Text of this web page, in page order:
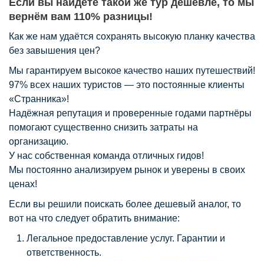
Если вы найдёте такой же тур дешевле, то мы
вернём вам 110% разницы!
Как же нам удаётся сохранять высокую планку качества
без завышения цен?
Мы гарантируем высокое качество наших путешествий!
97% всех наших туристов — это постоянные клиенты
«Странника»!
Надёжная репутация и проверенные годами партнёры
помогают существенно снизить затраты на
организацию.
У нас собственная команда отличных гидов!
Мы постоянно анализируем рынок и уверены в своих
ценах!
Если вы решили поискать более дешевый аналог, то
вот на что следует обратить внимание:
Легальное предоставление услуг. Гарантии и
ответственность.